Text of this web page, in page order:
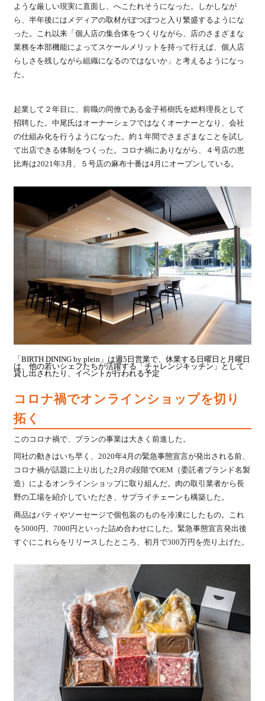
ような厳しい現実に直面し、へこたれそうになった。しかしなが
ら、半年後にはメディアの取材がぽつぽつと入り繁盛するようにな
った。これ以来「個人店の集合体をつくりながら、店のさまざまな
業務を本部機能によってスケールメリットを持って行えば、個人店
らしさを残しながら組織になるのではないか」と考えるようになっ
た。
起業して２年目に、前職の同僚である金子裕樹氏を総料理長として
招聘した。中尾氏はオーナーシェフではなくオーナーとなり、会社
の仕組み化を行うようになった。約１年間でさまざまなことを試し
て出店できる体制をつくった。コロナ禍にありながら、４号店の恵
比寿は2021年3月、５号店の麻布十番は4月にオープンしている。
「BIRTH DINING by plein」は週5日営業で、休業する日曜日と月曜日
は、他の若いシェフたちが活躍する「チャレンジキッチン」として
貸し出されたり、イベントが行われる予定
コロナ禍でオンラインショップを切り
拓く
このコロナ禍で、プランの事業は大きく前進した。
同社の動きはいち早く、2020年4月の緊急事態宣言が発出される前、
コロナ禍が話題に上り出した2月の段階でOEM（委託者ブランド名製
造）によるオンラインショップに取り組んだ。肉の取引業者から長
野の工場を紹介していただき、サプライチェーンも構築した。
商品はパティやソーセージで個包装のものを冷凍にしたもの。これ
を5000円、7000円といった詰め合わせにした。緊急事態宣言発出後
すぐにこれらをリリースしたところ、初月で300万円を売り上げた。